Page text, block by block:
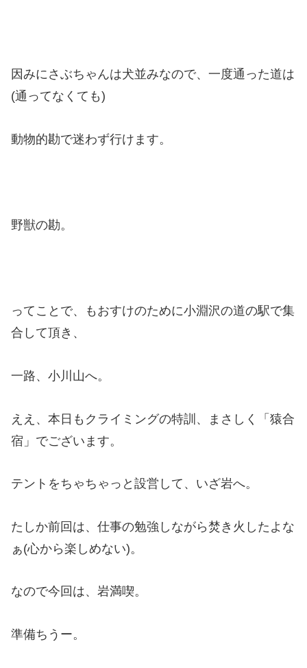
因みにさぶちゃんは犬並みなので、一度通った道は
(通ってなくても)
動物的勘で迷わず行けます。
野獣の勘。
ってことで、もおすけのために小淵沢の道の駅で集
合して頂き、
一路、小川山へ。
ええ、本日もクライミングの特訓、まさしく「猿合
宿」でございます。
テントをちゃちゃっと設営して、いざ岩へ。
たしか前回は、仕事の勉強しながら焚き火したよな
ぁ(心から楽しめない)。
なので今回は、岩満喫。
準備ちうー。